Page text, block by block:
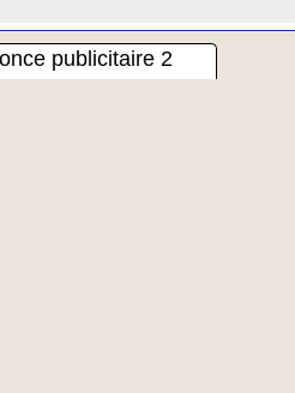
publicitaire 2